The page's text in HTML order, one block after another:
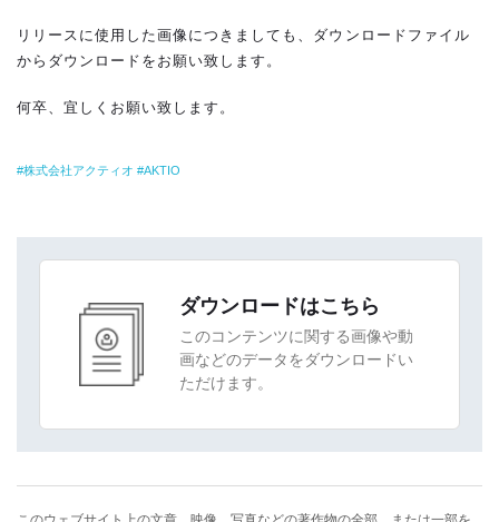
リリースに使用した画像につきましても、ダウンロードファイル
からダウンロードをお願い致します。
何卒、宜しくお願い致します。
株式会社アクティオ AKTIO
ダウンロードはこちら
このコンテンツに関する画像や動
画などのデータをダウンロードい
ただけます。